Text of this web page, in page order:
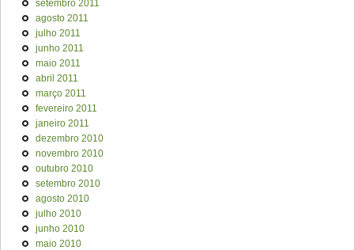
setembro 2011
agosto 2011
julho 2011
junho 2011
maio 2011
abril 2011
março 2011
fevereiro 2011
janeiro 2011
dezembro 2010
novembro 2010
outubro 2010
setembro 2010
agosto 2010
julho 2010
junho 2010
maio 2010